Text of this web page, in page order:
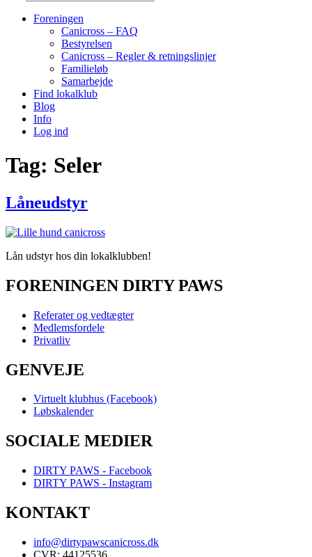
Foreningen
Canicross – FAQ
Bestyrelsen
Canicross – Regler & retningslinjer
Familieløb
Samarbejde
Find lokalklub
Blog
Info
Log ind
Tag: Seler
Låneudstyr
Lån udstyr hos din lokalklubben!
FORENINGEN DIRTY PAWS
Referater og vedtægter
Medlemsfordele
Privatliv
GENVEJE
Virtuelt klubhus (Facebook)
Løbskalender
SOCIALE MEDIER
DIRTY PAWS - Facebook
DIRTY PAWS - Instagram
KONTAKT
info@dirtypawscanicross.dk
CVR: 44125536